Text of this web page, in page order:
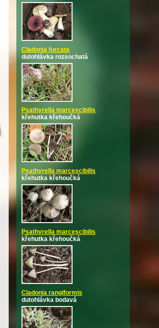
Cladonia furcata
dutohlávka rozsochatá
Psathyrella marcescibilis
křehutka křehoučká
Psathyrella marcescibilis
křehutka křehoučká
Psathyrella marcescibilis
křehutka křehoučká
Cladonia rangiformis
dutohlávka bodavá